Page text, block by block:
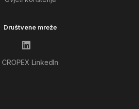
Društvene mreže
CROPEX LinkedIn